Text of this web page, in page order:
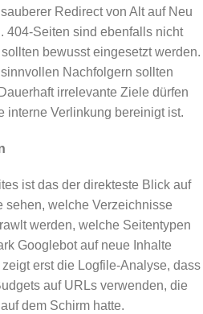
Redirect von Alt auf Neu
404-Seiten sind ebenfalls nicht
bewusst eingesetzt werden.
Nachfolgern sollten
irrelevante Ziele dürfen
interne Verlinkung bereinigt ist.
ist das der direkteste Blick auf
sehen, welche Verzeichnisse
werden, welche Seitentypen
Googlebot auf neue Inhalte
erst die Logfile-Analyse, dass
auf URLs verwenden, die
dem Schirm hatte.